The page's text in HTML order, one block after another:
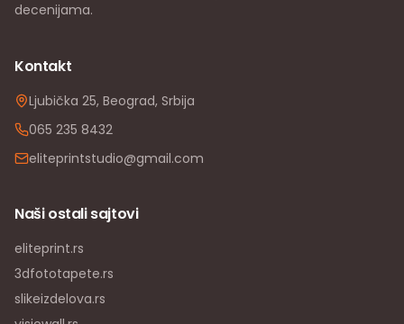
decenijama.
Kontakt
Ljubička 25, Beograd, Srbija
065 235 8432
eliteprintstudio@gmail.com
Naši ostali sajtovi
eliteprint.rs
3dfototapete.rs
slikeizdelova.rs